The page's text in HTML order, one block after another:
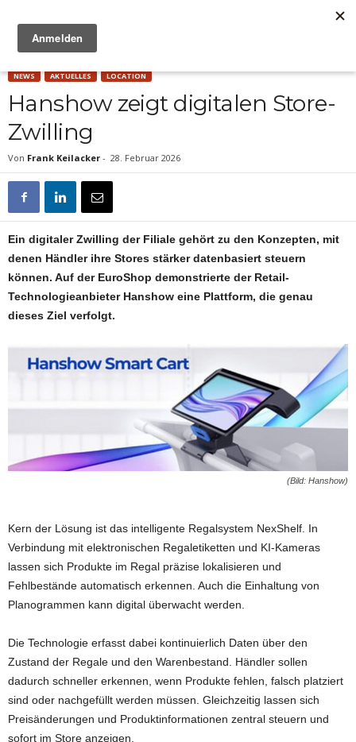
NEWS AKTUELLES LOCATION
Hanshow zeigt digitalen Store-
Zwilling
Von Frank Keilacker - 28. Februar 2026
Ein digitaler Zwilling der Filiale gehört zu den Konzepten, mit
denen Händler ihre Stores stärker datenbasiert steuern
können. Auf der EuroShop demonstrierte der Retail-
Technologieanbieter Hanshow eine Plattform, die genau
dieses Ziel verfolgt.
(Bild: Hanshow)
Kern der Lösung ist das intelligente Regalsystem NexShelf. In
Verbindung mit elektronischen Regaletiketten und KI-Kameras
lassen sich Produkte im Regal präzise lokalisieren und
Fehlbestände automatisch erkennen. Auch die Einhaltung von
Planogrammen kann digital überwacht werden.
Die Technologie erfasst dabei kontinuierlich Daten über den
Zustand der Regale und den Warenbestand. Händler sollen
dadurch schneller erkennen, wenn Produkte fehlen, falsch platziert
sind oder nachgefüllt werden müssen. Gleichzeitig lassen sich
Preisänderungen und Produktinformationen zentral steuern und
sofort im Store anzeigen.